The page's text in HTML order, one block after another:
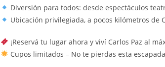
Diversión para todos: desde espectáculos
Ubicación privilegiada, a pocos kilómetros de
¡Reservá tu lugar ahora y viví Carlos Paz al
Cupos limitados – No te pierdas esta